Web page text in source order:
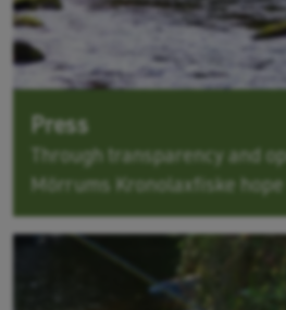
Press
Through transparency and
Mörrums Kronolaxfiske hope